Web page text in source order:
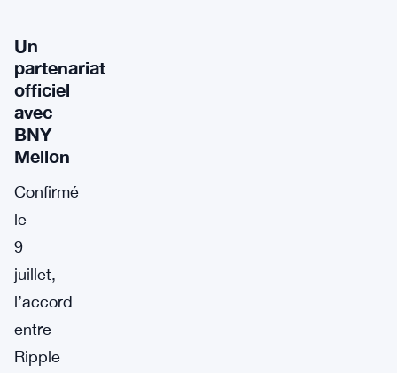
Un
partenariat
officiel
avec
BNY
Mellon
Confirmé
le
9
juillet,
l’accord
entre
Ripple